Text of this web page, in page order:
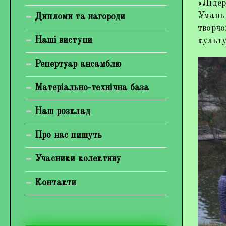
Богуненко Денис Олександрович
Гірієнко Ірина Михайлівна
Відеогалерея
Фотогалерея
Умань
Дипломи та нагороди
Наші виступи
Репертуар ансамблю
Матеріально-технічна база
Наш розклад
Про нас пишуть
Учасники колективу
Контакти